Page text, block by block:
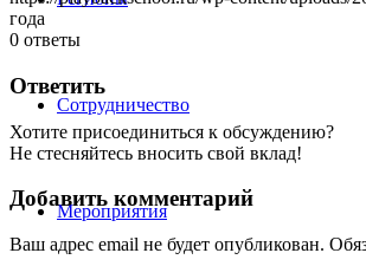
Сотрудничество
Мероприятия
года
0 ответы
Ответить
Хотите присоединиться к обсуждению?
Не стесняйтесь вносить свой вклад!
Добавить комментарий
Ваш адрес email не будет опубликован.